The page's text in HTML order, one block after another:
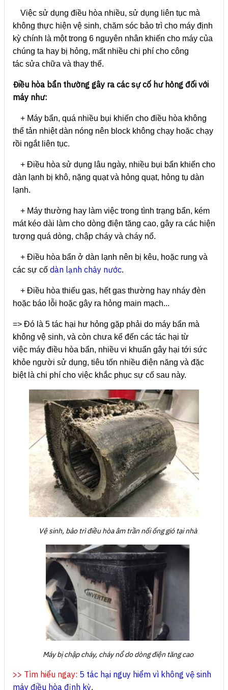
Việc sử dụng điều hòa nhiều, sử dụng liên tục mà
không thực hiện vệ sinh, chăm sóc bảo trì cho máy định
kỳ chính là một trong 6 nguyên nhân khiến cho máy của
chúng ta hay bị hỏng, mất nhiều chi phí cho công
tác sửa chữa và thay thế.
Điều hòa bẩn thường gây ra các sự cố hư hỏng đối với
máy như:
+ Máy bẩn, quá nhiều bụi khiến cho điều hòa không
thể tản nhiệt dàn nóng nên block không chạy hoặc chạy
rồi ngắt liên tục.
+ Điều hòa sử dụng lâu ngày, nhiều bụi bẩn khiến cho
dàn lạnh bị khô, nặng quạt và hỏng quạt, hỏng tụ dàn
lạnh.
+ Máy thường hay làm việc trong tình trạng bẩn, kém
mát kéo dài làm cho dòng điện tăng cao, gây ra các hiện
tượng quá dòng, chập cháy và cháy nổ.
+ Điều hòa bẩn ở dàn lạnh nên bị kêu, hoặc rung và
các sự cố dàn lạnh chảy nước.
+ Điều hòa thiếu gas, hết gas thường hay nháy đèn
hoặc báo lỗi hoặc gây ra hỏng main mạch...
=> Đó là 5 tác hại hư hỏng gặp phải do máy bẩn mà
không vệ sinh, và còn chưa kể đến các tác hại từ
việc máy điều hòa bẩn, nhiều vi khuẩn gây hại tới sức
khỏe người sử dụng, tiêu tốn nhiều điện năng và đặc
biệt là chi phí cho việc khắc phục sự cố sau này.
Vệ sinh, bảo trì điều hòa âm trần nối ống gió tại nhà
Máy bị chập cháy, cháy nổ do dòng điện tăng cao
>> Tìm hiểu ngay: 5 tác hại nguy hiểm vì không vệ sinh
máy điều hòa định kỳ.